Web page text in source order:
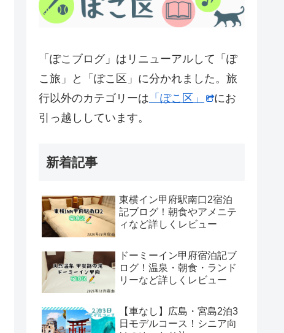
「ぽこブログ」はリニューアルして「ぽ
こ旅」と「ぽこ区」に分かれました。旅
行以外のカテゴリーは 「ぽこ区」
にお
引っ越ししています。
新着記事
東横イン甲府駅南口2宿泊
記ブログ！朝食やアメニテ
ィなど詳しくレビュー
ドーミーイン甲府宿泊記ブ
ログ！温泉・朝食・ランド
リーなど詳しくレビュー
【車なし】広島・宮島2泊3
日モデルコース！シニア向